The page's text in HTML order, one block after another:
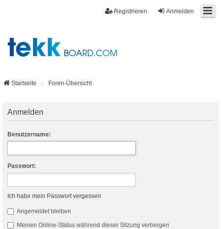
Anmelden
Registrieren
Startseite Foren-Übersicht
Anmelden
Benutzername:
Passwort:
Ich habe mein Passwort vergessen
Angemeldet bleiben
Meinen Online-Status während dieser Sitzung verbergen